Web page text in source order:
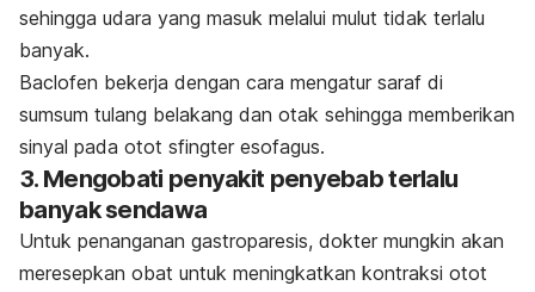
sehingga udara yang masuk melalui mulut tidak terlalu
banyak.
Baclofen bekerja dengan cara mengatur saraf di
sumsum tulang belakang dan otak sehingga memberikan
sinyal pada otot sfingter esofagus.
3. Mengobati penyakit penyebab terlalu
banyak sendawa
Untuk penanganan gastroparesis, dokter mungkin akan
meresepkan obat untuk meningkatkan kontraksi otot